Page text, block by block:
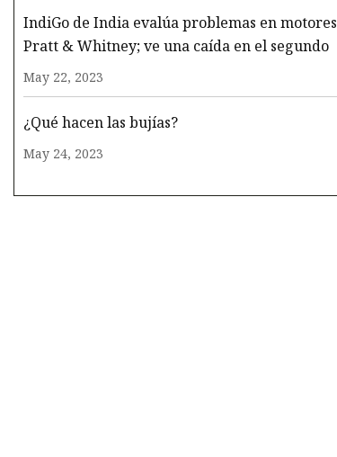
IndiGo de India evalúa problemas en motores
Pratt & Whitney; ve una caída en el segundo
May 22, 2023
¿Qué hacen las bujías?
May 24, 2023